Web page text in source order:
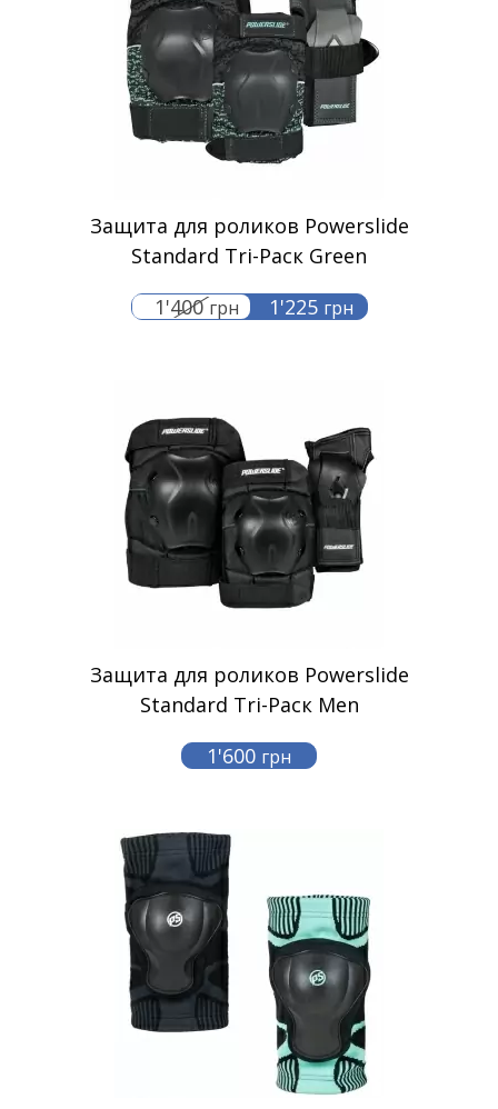
Защита для роликов Powerslide
Standard Tri-Pacк Green
1'400грн 1'225 грн
Защита для роликов Powerslide
Standard Tri-Pacк Men
1'600 грн